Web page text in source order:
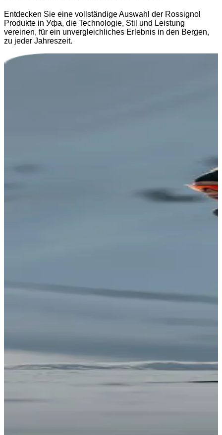
Entdecken Sie eine vollständige Auswahl der Rossignol
Produkte in Уфа, die Technologie, Stil und Leistung
vereinen, für ein unvergleichliches Erlebnis in den Bergen,
zu jeder Jahreszeit.